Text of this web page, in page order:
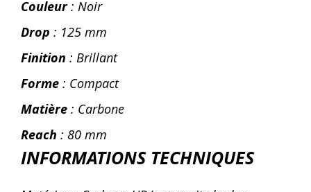
Couleur: Noir
Drop : 125 mm
Finition : Brillant
Forme : Compact
Matière : Carbone
Reach : 80 mm
INFORMATIONS TECHNIQUES